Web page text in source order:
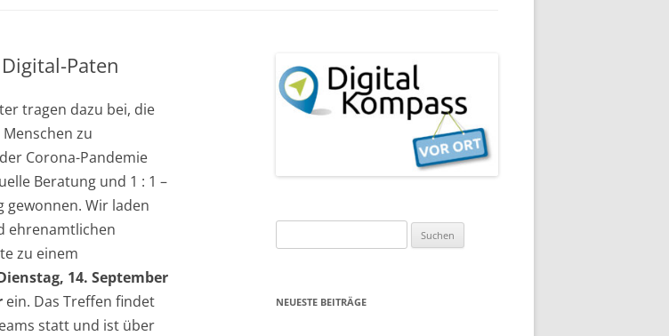
Paten
tragen dazu bei, die
zu
Corona-Pandemie
Beratung und 1 : 1 –
gewonnen. Wir laden
ehrenamtlichen
zu einem
14. September
ein. Das Treffen findet
statt und ist über
nach:
NEUESTE BEITRÄGE